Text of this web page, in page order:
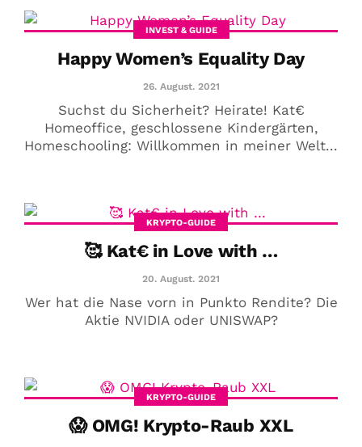
INVEST & GUIDE
Happy Women’s Equality Day
26. August. 2021
Suchst du Sicherheit? Heirate! Kat€
Homeoffice, geschlossene Kindergärten,
Homeschooling: Willkommen in meiner Welt...
KRYPTO-GUIDE
🥰 Kat€ in Love with …
20. August. 2021
Wer hat die Nase vorn in Punkto Rendite? Die
Aktie NVIDIA oder UNISWAP?
KRYPTO-GUIDE
😱 OMG! Krypto-Raub XXL